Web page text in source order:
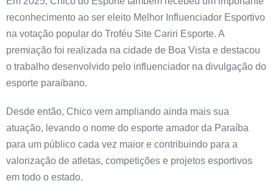
reconhecimento ao ser eleito Melhor Influenciador Esportivo
na votação popular do Troféu Site Cariri Esporte. A
premiação foi realizada na cidade de Boa Vista e destacou
o trabalho desenvolvido pelo influenciador na divulgação do
esporte paraibano.
Desde então, Chico vem ampliando ainda mais sua
atuação, levando o nome do esporte amador da Paraíba
para um público cada vez maior e contribuindo para a
valorização de atletas, competições e projetos esportivos
em todo o estado.